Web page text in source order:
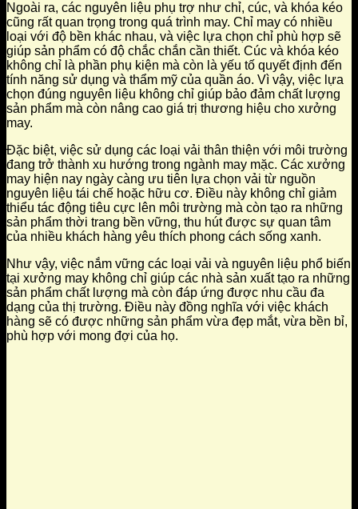
Ngoài ra, các nguyên liệu phụ trợ như chỉ, cúc, và khóa kéo
cũng rất quan trọng trong quá trình may. Chỉ may có nhiều
loại với độ bền khác nhau, và việc lựa chọn chỉ phù hợp sẽ
giúp sản phẩm có độ chắc chắn cần thiết. Cúc và khóa kéo
không chỉ là phần phụ kiện mà còn là yếu tố quyết định đến
tính năng sử dụng và thẩm mỹ của quần áo. Vì vậy, việc lựa
chọn đúng nguyên liệu không chỉ giúp bảo đảm chất lượng
sản phẩm mà còn nâng cao giá trị thương hiệu cho xưởng
may.
Đặc biệt, việc sử dụng các loại vải thân thiện với môi trường
đang trở thành xu hướng trong ngành may mặc. Các xưởng
may hiện nay ngày càng ưu tiên lựa chọn vải từ nguồn
nguyên liệu tái chế hoặc hữu cơ. Điều này không chỉ giảm
thiểu tác động tiêu cực lên môi trường mà còn tạo ra những
sản phẩm thời trang bền vững, thu hút được sự quan tâm
của nhiều khách hàng yêu thích phong cách sống xanh.
Như vậy, việc nắm vững các loại vải và nguyên liệu phổ biến
tại xưởng may không chỉ giúp các nhà sản xuất tạo ra những
sản phẩm chất lượng mà còn đáp ứng được nhu cầu đa
dạng của thị trường. Điều này đồng nghĩa với việc khách
hàng sẽ có được những sản phẩm vừa đẹp mắt, vừa bền bỉ,
phù hợp với mong đợi của họ.